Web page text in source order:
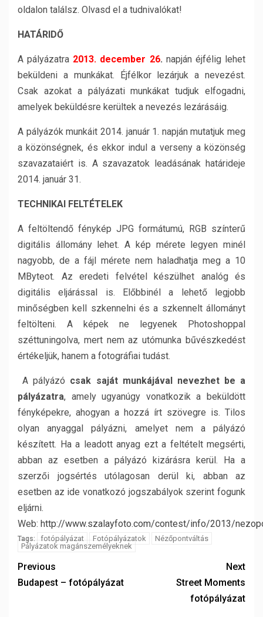
oldalon találsz. Olvasd el a tudnivalókat!
HATÁRIDŐ
A pályázatra 2013. december 26. napján éjfélig lehet
beküldeni a munkákat. Éjfélkor lezárjuk a nevezést.
Csak azokat a pályázati munkákat tudjuk elfogadni,
amelyek beküldésre kerültek a nevezés lezárásáig.
A pályázók munkáit 2014. január 1. napján mutatjuk meg
a közönségnek, és ekkor indul a verseny a közönség
szavazataiért is. A szavazatok leadásának határideje
2014. január 31.
TECHNIKAI FELTÉTELEK
A feltöltendő fénykép JPG formátumú, RGB színterű
digitális állomány lehet. A kép mérete legyen minél
nagyobb, de a fájl mérete nem haladhatja meg a 10
MByteot. Az eredeti felvétel készülhet analóg és
digitális eljárással is. Előbbinél a lehető legjobb
minőségben kell szkennelni és a szkennelt állományt
feltölteni. A képek ne legyenek Photoshoppal
széttuningolva, mert nem az utómunka bűvészkedést
értékeljük, hanem a fotográfiai tudást.
A pályázó csak saját munkájával nevezhet be a
pályázatra, amely ugyanúgy vonatkozik a beküldött
fényképekre, ahogyan a hozzá írt szövegre is. Tilos
olyan anyaggal pályázni, amelyet nem a pályázó
készített. Ha a leadott anyag ezt a feltételt megsérti,
abban az esetben a pályázó kizárásra kerül. Ha a
szerzői jogsértés utólagosan derül ki, abban az
esetben az ide vonatkozó jogszabályok szerint fogunk
eljárni.
Web: http://www.szalayfoto.com/contest/info/2013/
Tags: fotópályázat Fotópályázatok
Nézőpontváltás
Pályázatok magánszemélyeknek
Previous
Budapest – fotópályázat
Next
Street Moments
fotópályázat